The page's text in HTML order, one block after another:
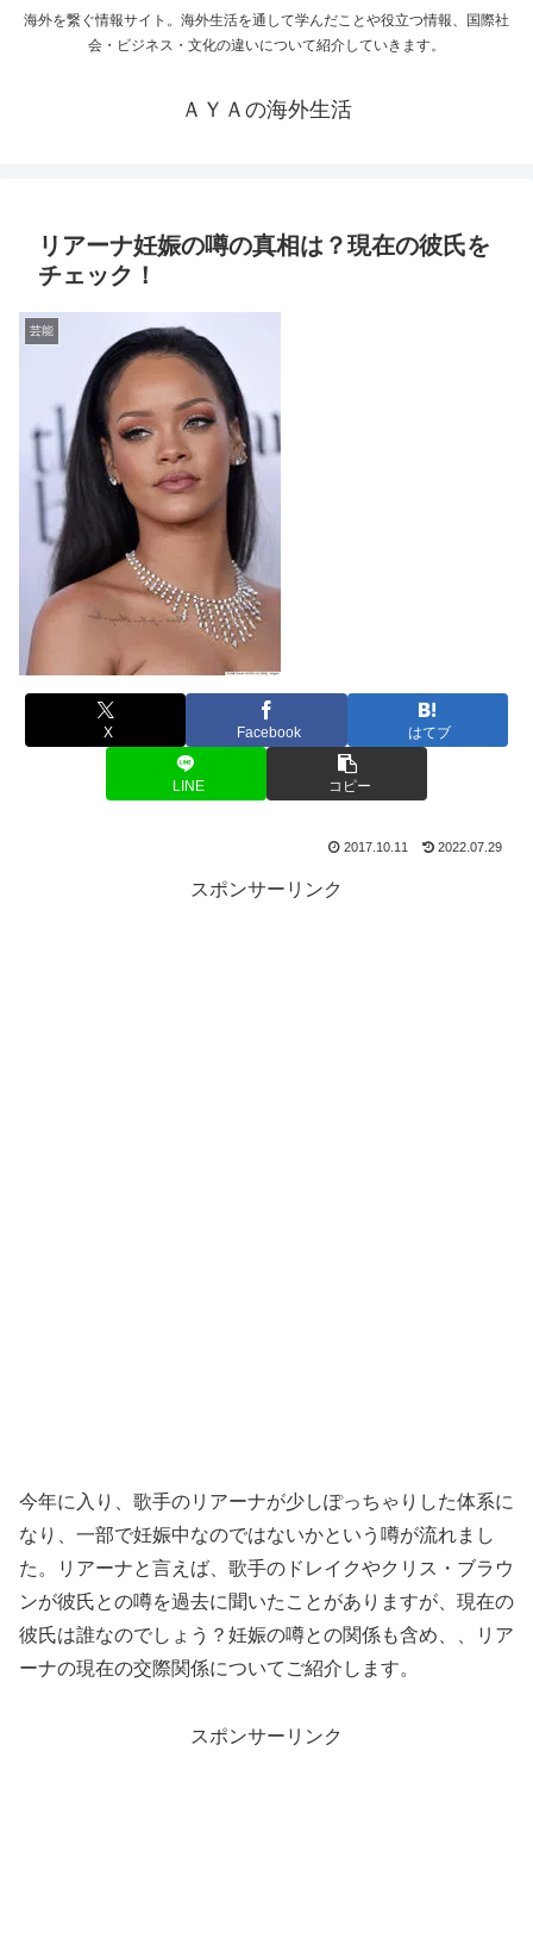
海外を繋ぐ情報サイト。海外生活を通して学んだことや役立つ情報、国際社
会・ビジネス・文化の違いについて紹介していきます。
ＡＹＡの海外生活
リアーナ妊娠の噂の真相は？現在の彼氏を
チェック！
芸能
X Facebook はてブ
LINE コピー
2017.10.11 2022.07.29
スポンサーリンク
今年に入り、歌手のリアーナが少しぽっちゃりした体系に
なり、一部で妊娠中なのではないかという噂が流れまし
た。リアーナと言えば、歌手のドレイクやクリス・ブラウ
ンが彼氏との噂を過去に聞いたことがありますが、現在の
彼氏は誰なのでしょう？妊娠の噂との関係も含め、、リア
ーナの現在の交際関係についてご紹介します。
スポンサーリンク